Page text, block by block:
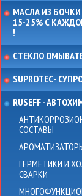
МАСЛА ИЗ
15-25% С
!
СТЕКЛО
SUPROTEC -
RUSEFF -
СОСТАВЫ
ГЕРМЕТИКИ И
СВАРКИ